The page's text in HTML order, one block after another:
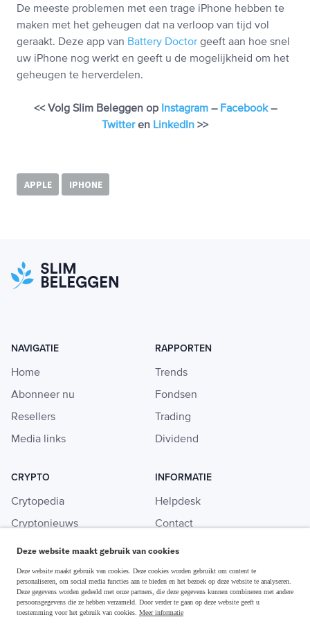
De meeste problemen met een trage iPhone hebben te
maken met het geheugen dat na verloop van tijd vol
geraakt. Deze app van Battery Doctor geeft aan hoe snel
uw iPhone nog werkt en geeft u de mogelijkheid om het
geheugen te herverdelen.
<< Volg Slim Beleggen op Instagram– Facebook–
Twitteren LinkedIn >>
APPLE IPHONE
NAVIGATIE
Home
Abonneer nu
Resellers
Media links
RAPPORTEN
Trends
Fondsen
Trading
Dividend
CRYPTO
Crytopedia
Cryptonieuws
Crypto koopgids
Investeren in crypto
INFORMATIE
Helpdesk
Contact
Adverteren
Disclaimer & Privacy
Deze website maakt gebruik van cookies
Deze website maakt gebruik van cookies. Deze cookies worden gebruikt om content te
personaliseren, om social media functies aan te bieden en het bezoek op deze website te analyseren.
Deze gegevens worden gedeeld met onze partners, die deze gegevens kunnen combineren met andere
persoonsgegevens die ze hebben verzameld. Door verder te gaan op deze website geeft u
toestemming voor het gebruik van cookies. Meer informatie